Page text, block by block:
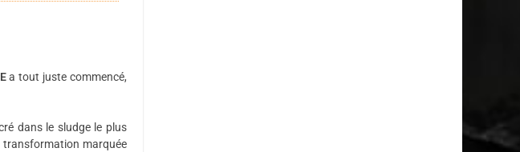
a tout juste commencé,
dans le sludge le plus
transformation marquée